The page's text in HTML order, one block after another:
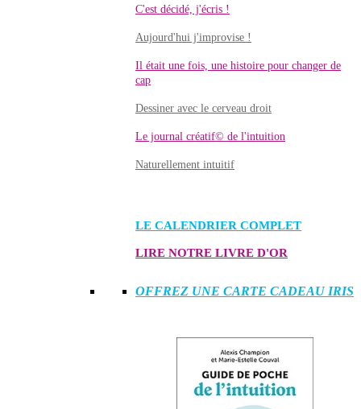
C'est décidé, j'écris !
Aujourd'hui j'improvise !
Il était une fois, une histoire pour changer de
cap
Dessiner avec le cerveau droit
Le journal créatif© de l'intuition
Naturellement intuitif
LE CALENDRIER COMPLET
LIRE NOTRE LIVRE D'OR
OFFREZ UNE CARTE CADEAU IRIS